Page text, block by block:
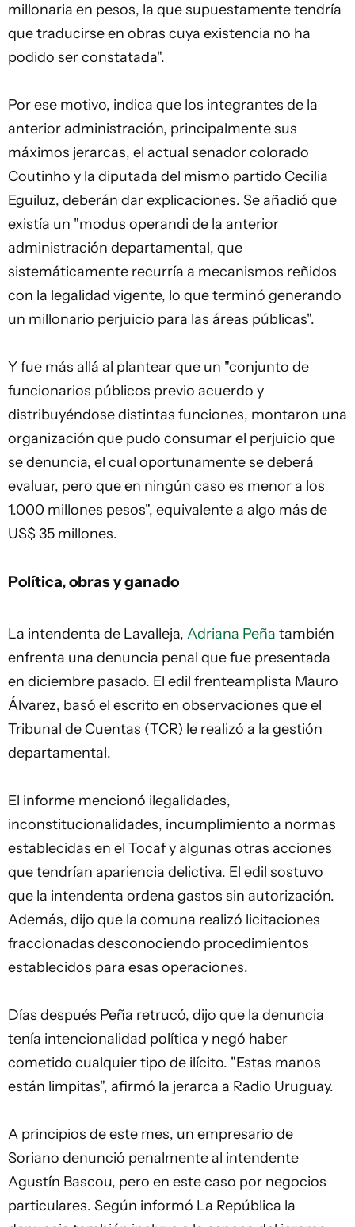
millonaria en pesos, la que supuestamente tendría
que traducirse en obras cuya existencia no ha
podido ser constatada".
Por ese motivo, indica que los integrantes de la
anterior administración, principalmente sus
máximos jerarcas, el actual senador colorado
Coutinho y la diputada del mismo partido Cecilia
Eguiluz, deberán dar explicaciones. Se añadió que
existía un "modus operandi de la anterior
administración departamental, que
sistemáticamente recurría a mecanismos reñidos
con la legalidad vigente, lo que terminó generando
un millonario perjuicio para las áreas públicas".
Y fue más allá al plantear que un "conjunto de
funcionarios públicos previo acuerdo y
distribuyéndose distintas funciones, montaron una
organización que pudo consumar el perjuicio que
se denuncia, el cual oportunamente se deberá
evaluar, pero que en ningún caso es menor a los
1.000 millones pesos", equivalente a algo más de
US$ 35 millones.
Política, obras y ganado
La intendenta de Lavalleja, Adriana Peña también
enfrenta una denuncia penal que fue presentada
en diciembre pasado. El edil frenteamplista Mauro
Álvarez, basó el escrito en observaciones que el
Tribunal de Cuentas (TCR) le realizó a la gestión
departamental.
El informe mencionó ilegalidades,
inconstitucionalidades, incumplimiento a normas
establecidas en el Tocaf y algunas otras acciones
que tendrían apariencia delictiva. El edil sostuvo
que la intendenta ordena gastos sin autorización.
Además, dijo que la comuna realizó licitaciones
fraccionadas desconociendo procedimientos
establecidos para esas operaciones.
Días después Peña retrucó, dijo que la denuncia
tenía intencionalidad política y negó haber
cometido cualquier tipo de ilícito. "Estas manos
están limpitas", afirmó la jerarca a Radio Uruguay.
A principios de este mes, un empresario de
Soriano denunció penalmente al intendente
Agustín Bascou, pero en este caso por negocios
particulares. Según informó La República la